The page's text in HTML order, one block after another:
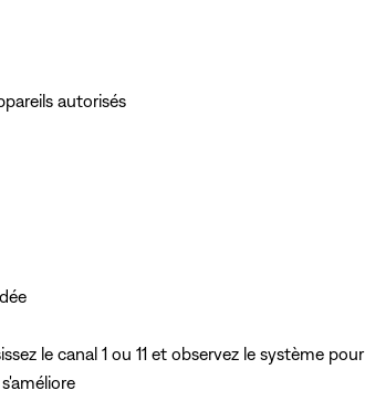
autorisés
le canal 1 ou 11 et observez le système pour